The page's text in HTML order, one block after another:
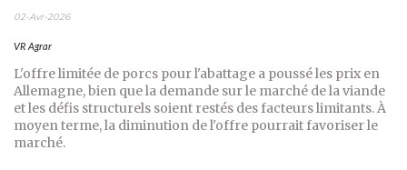
02-Avr-2026
VR Agrar
L'offre limitée de porcs pour l'abattage a poussé les prix en
Allemagne, bien que la demande sur le marché de la viande
et les défis structurels soient restés des facteurs limitants. À
moyen terme, la diminution de l'offre pourrait favoriser le
marché.